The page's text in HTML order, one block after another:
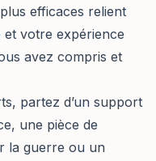
efficaces relient
votre expérience
avez compris et
partez d’un support
une pièce de
la guerre ou un